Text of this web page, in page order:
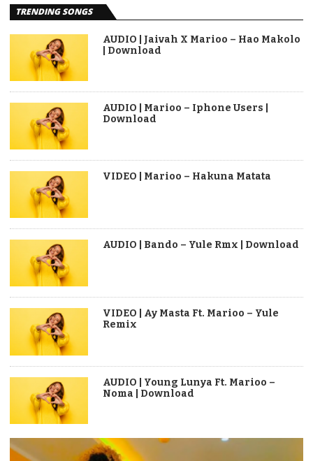
TRENDING SONGS
AUDIO | Jaivah X Marioo – Hao Makolo
| Download
AUDIO | Marioo – Iphone Users |
Download
VIDEO | Marioo – Hakuna Matata
AUDIO | Bando – Yule Rmx | Download
VIDEO | Ay Masta Ft. Marioo – Yule
Remix
AUDIO | Young Lunya Ft. Marioo –
Noma | Download